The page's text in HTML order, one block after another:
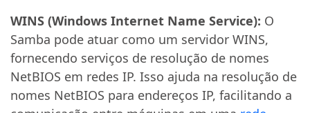
WINS (Windows Internet Name Service): O
Samba pode atuar como um servidor WINS,
fornecendo serviços de resolução de nomes
NetBIOS em redes IP. Isso ajuda na resolução de
nomes NetBIOS para endereços IP, facilitando a